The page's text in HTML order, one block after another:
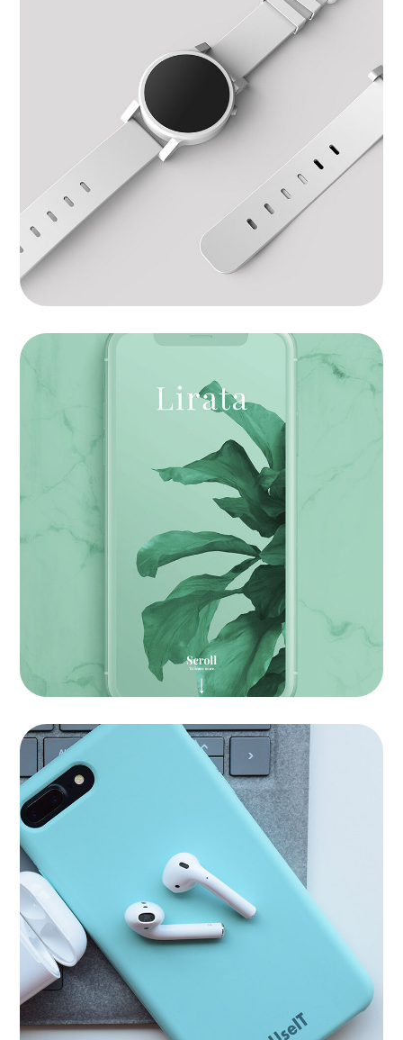
Watch Software
BRANDING | SOFTWARE
Product Development
BRANDING | SOFTWARE
Growth Strategies
APPS BRANDING